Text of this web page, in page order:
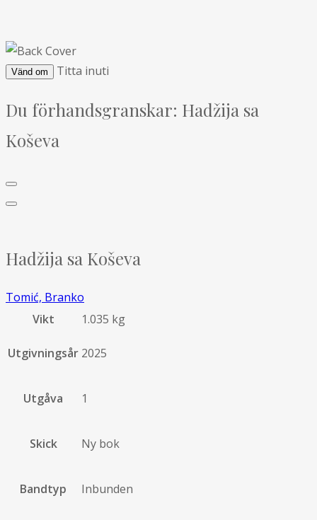
Vänd om Titta inuti
Du förhandsgranskar: Hadžija sa
Koševa
Hadžija sa Koševa
Tomić, Branko
Vikt
1.035 kg
Utgivningsår 2025
Utgåva 1
Skick Ny bok
Bandtyp Inbunden